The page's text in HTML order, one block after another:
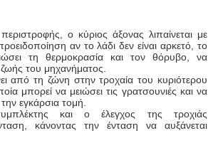
ο κύριος άξονας λιπαίνεται με
αν το λάδι δεν είναι αρκετό, το
τη θερμοκρασία και τον θόρυβο, να
ζωής του μηχανήματος.
από τη ζώνη στην τροχαία του κυριότερου
μπορεί να μειώσει τις γρατσουνιές και να
εγκάρσια τομή.
και ο έλεγχος της τροχιάς
κάνοντας την ένταση να αυξάνεται